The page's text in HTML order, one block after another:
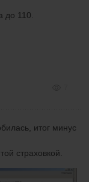
до 110.
итог минус
страховкой.